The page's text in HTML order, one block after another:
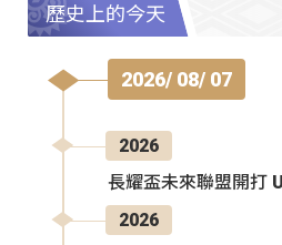
歷史上的今天
2026/ 08/ 07
2026
長耀盃未來聯盟開打
2026